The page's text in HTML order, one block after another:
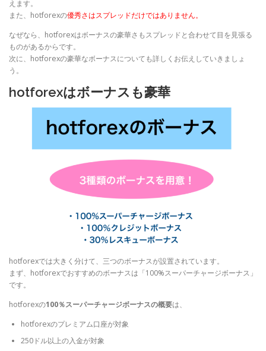
えます。
また、hotforexの優秀さはスプレッドだけではありません。
なぜなら、hotforexはボーナスの豪華さもスプレッドと合わせて目を見張る
ものがあるからです。
次に、hotforexの豪華なボーナスについても詳しくお伝えしていきましょ
う。
hotforexはボーナスも豪華
hotforexでは大きく分けて、三つのボーナスが設置されています。
まず、hotforexでおすすめのボーナスは「100%スーパーチャージボーナス」
です。
hotforexの100％スーパーチャージボーナスの概要は、
hotforexのプレミアム口座が対象
250ドル以上の入金が対象